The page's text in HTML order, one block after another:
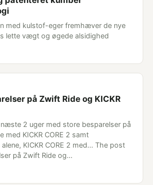
med kulstof-eger fremhæver de nye
lette vægt og øgede alsidighed
på Zwift Ride og KICKR
2 uger med store besparelser på
med KICKR CORE 2 samt
KICKR CORE 2 med... The post
på Zwift Ride og…